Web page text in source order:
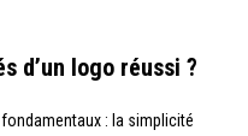
d’un logo réussi ?
: la simplicité